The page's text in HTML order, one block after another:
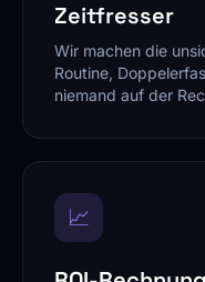
Zeitfresser
Wir machen die
Routine,
niemand auf der
📈